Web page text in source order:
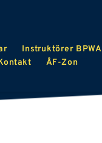
Instruktörer BPWA
ÅF-Zon